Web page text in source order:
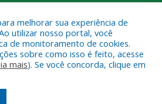
a Prefeitura Municipal de Eldorado
do Carajás
o Webmail
melhorar sua experiência de
utilizar nosso portal, você
de monitoramento de cookies.
sobre como isso é feito, acesse
mais). Se você concorda, clique em